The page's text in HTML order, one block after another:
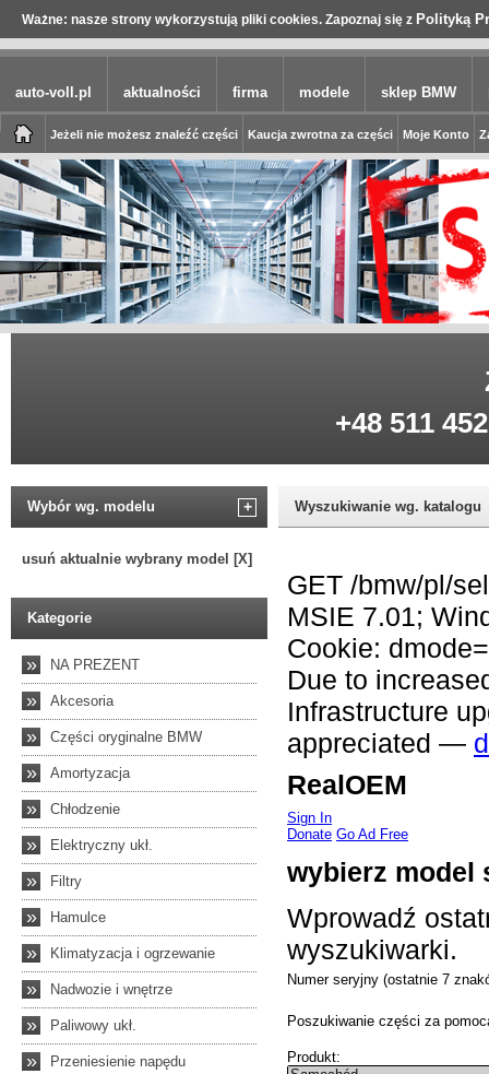
Ważne: nasze strony wykorzystują pliki cookies. Zapoznaj się z Polityką
auto-voll.pl aktualności firma modele sklep BMW
Jeżeli nie możesz znaleźć części Kaucja zwrotna za części Moje Konto
+48 511
Wybór wg. modelu +
usuń aktualnie wybrany model [X]
Kategorie
» NA PREZENT
» Akcesoria
» Części oryginalne BMW
» Amortyzacja
» Chłodzenie
» Elektryczny ukł.
» Filtry
» Hamulce
» Klimatyzacja i ogrzewanie
» Nadwozie i wnętrze
» Paliwowy ukł.
» Przeniesienie napędu
Wyszukiwanie wg. katalogu